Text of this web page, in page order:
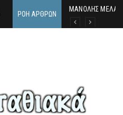
ΡΟΉ ΆΡΘΡΩΝ
MΑΝΟΛΗΣ ΜΕΛΑΣ:
ΕΚΔΗΛΩΣΗ ΤΙΜΗΣ
Κάθε καλοκαίρι